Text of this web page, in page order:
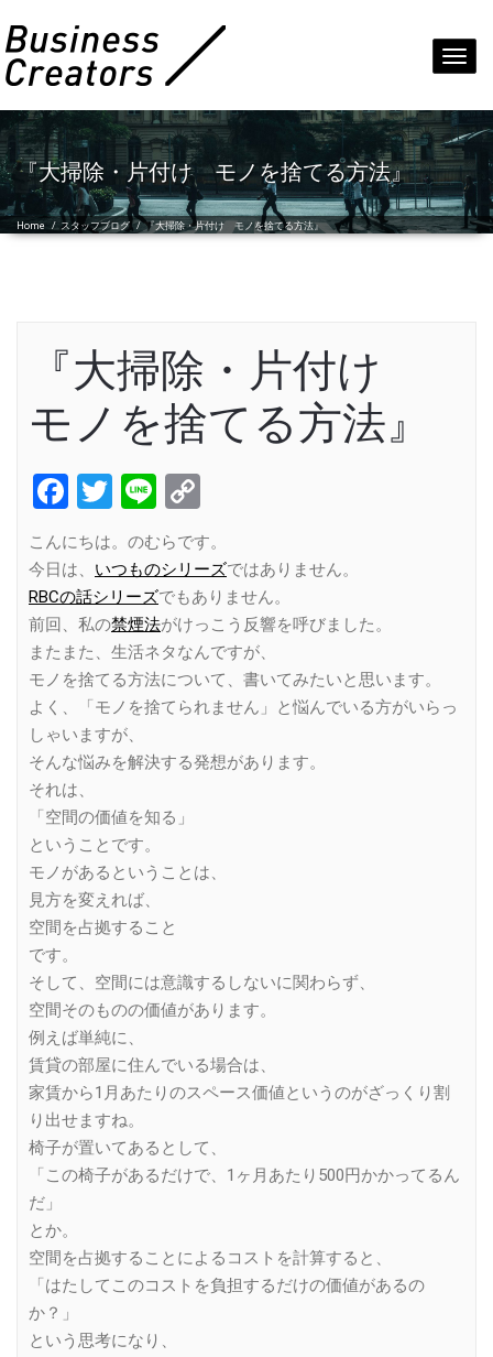
『大掃除・片付け モノを捨てる方法』
Home / スタッフブログ /『大掃除・片付け モノを捨てる方法』
『大掃除・片付け
モノを捨てる方法』
Facebook
Twitter
Line
Link
こんにちは。のむらです。
今日は、 いつものシリーズではありません。
RBCの話シリーズでもありません。
前回、私の禁煙法がけっこう反響を呼びました。
またまた、生活ネタなんですが、
モノを捨てる方法について、書いてみたいと思います。
よく、「モノを捨てられません」と悩んでいる方がいらっ
しゃいますが、
そんな悩みを解決する発想があります。
それは、
「空間の価値を知る」
ということです。
モノがあるということは、
見方を変えれば、
空間を占拠すること
です。
そして、空間には意識するしないに関わらず、
空間そのものの価値があります。
例えば単純に、
賃貸の部屋に住んでいる場合は、
家賃から1月あたりのスペース価値というのがざっくり割
り出せますね。
椅子が置いてあるとして、
「この椅子があるだけで、1ヶ月あたり500円かかってるん
だ」
とか。
空間を占拠することによるコストを計算すると、
「はたしてこのコストを負担するだけの価値があるの
か？」
という思考になり、